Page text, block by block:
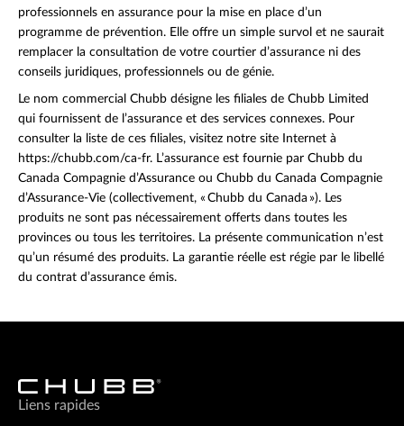
professionnels en assurance pour la mise en place d’un
programme de prévention. Elle offre un simple survol et ne saurait
remplacer la consultation de votre courtier d’assurance ni des
conseils juridiques, professionnels ou de génie.
Le nom commercial Chubb désigne les filiales de Chubb Limited
qui fournissent de l’assurance et des services connexes. Pour
consulter la liste de ces filiales, visitez notre site Internet à
https://chubb.com/ca-fr. L’assurance est fournie par Chubb du
Canada Compagnie d’Assurance ou Chubb du Canada Compagnie
d’Assurance-Vie (collectivement, « Chubb du Canada »). Les
produits ne sont pas nécessairement offerts dans toutes les
provinces ou tous les territoires. La présente communication n’est
qu’un résumé des produits. La garantie réelle est régie par le libellé
du contrat d’assurance émis.
Liens rapides